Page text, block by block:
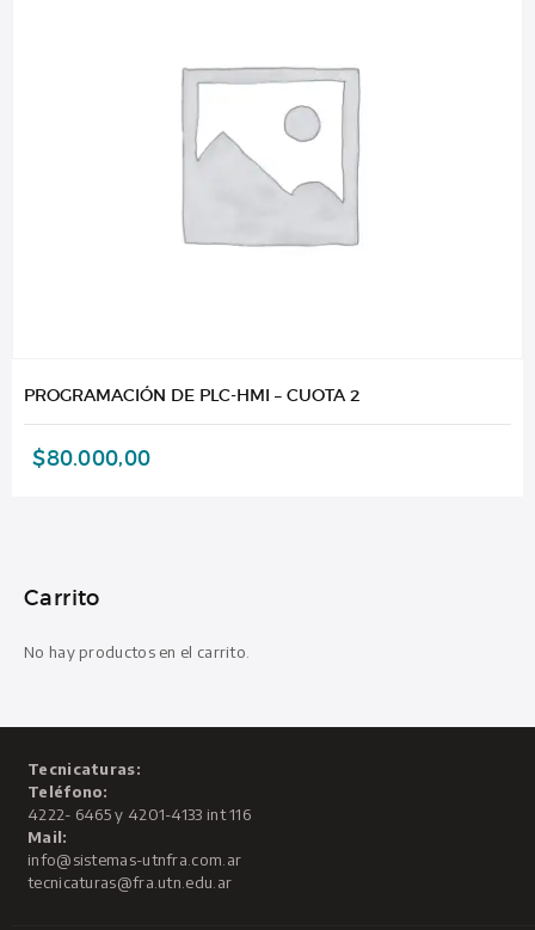
PROGRAMACIÓN DE PLC-HMI – CUOTA 2
$80.000,00
Carrito
No hay productos en el carrito.
Tecnicaturas:
Teléfono:
4222- 6465 y 4201-4133 int 116
Mail:
info@sistemas-utnfra.com.ar
tecnicaturas@fra.utn.edu.ar